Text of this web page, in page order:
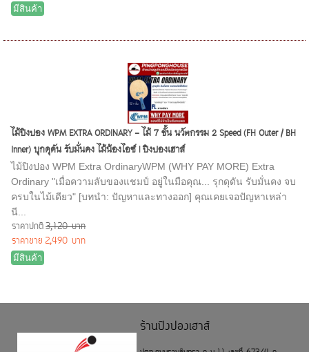
มีสินค้า
ไม้ปิงปอง WPM EXTRA ORDINARY - ไม้ 7 ชั้น นวัตกรรม 2 Speed (FH Outer / BH
Inner) บุกดุดัน รับมั่นคง ไม้น้องไอซ์ | ปิงปองเฮาส์
ไม้ปิงปอง WPM Extra OrdinaryWPM (WHY PAY MORE) Extra
Ordinary "เมื่อความลับของแชมป์ อยู่ในมือคุณ... รุกดุดัน รับมั่นคง จบ
ครบในไม้เดียว" [บทนำ: ปัญหาและทางออก] คุณเคยเจอปัญหาเหล่า
นี...
ราคาปกติ3,120 บาท
ราคาขาย 2,490 บาท
มีสินค้า
ร้านปิงปองเฮาส์